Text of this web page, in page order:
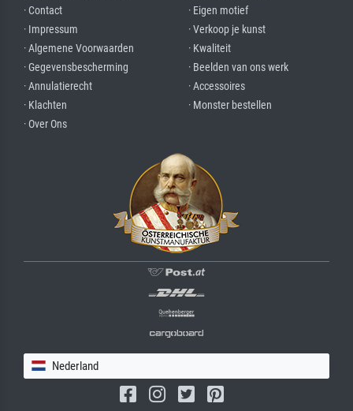
· Contact
· Impressum
· Algemene Voorwaarden
· Gegevensbescherming
· Annulatierecht
· Klachten
· Over Ons
· Eigen motief
· Verkoop je kunst
· Kwaliteit
· Beelden van ons werk
· Accessoires
· Monster bestellen
Nederland